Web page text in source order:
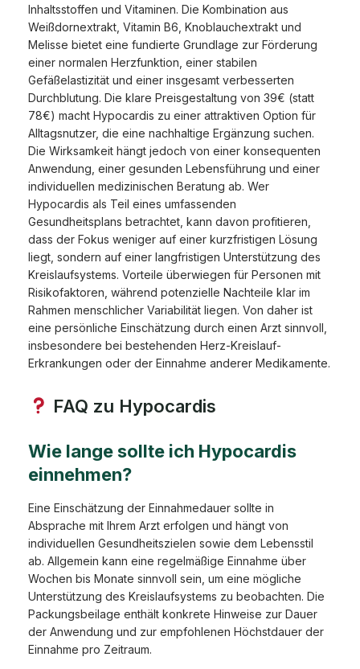
Inhaltsstoffen und Vitaminen. Die Kombination aus
Weißdornextrakt, Vitamin B6, Knoblauchextrakt und
Melisse bietet eine fundierte Grundlage zur Förderung
einer normalen Herzfunktion, einer stabilen
Gefäßelastizität und einer insgesamt verbesserten
Durchblutung. Die klare Preisgestaltung von 39€ (statt
78€) macht Hypocardis zu einer attraktiven Option für
Alltagsnutzer, die eine nachhaltige Ergänzung suchen.
Die Wirksamkeit hängt jedoch von einer konsequenten
Anwendung, einer gesunden Lebensführung und einer
individuellen medizinischen Beratung ab. Wer
Hypocardis als Teil eines umfassenden
Gesundheitsplans betrachtet, kann davon profitieren,
dass der Fokus weniger auf einer kurzfristigen Lösung
liegt, sondern auf einer langfristigen Unterstützung des
Kreislaufsystems. Vorteile überwiegen für Personen mit
Risikofaktoren, während potenzielle Nachteile klar im
Rahmen menschlicher Variabilität liegen. Von daher ist
eine persönliche Einschätzung durch einen Arzt sinnvoll,
insbesondere bei bestehenden Herz-Kreislauf-
Erkrankungen oder der Einnahme anderer Medikamente.
FAQ zu Hypocardis
Wie lange sollte ich Hypocardis
einnehmen?
Eine Einschätzung der Einnahmedauer sollte in
Absprache mit Ihrem Arzt erfolgen und hängt von
individuellen Gesundheitszielen sowie dem Lebensstil
ab. Allgemein kann eine regelmäßige Einnahme über
Wochen bis Monate sinnvoll sein, um eine mögliche
Unterstützung des Kreislaufsystems zu beobachten. Die
Packungsbeilage enthält konkrete Hinweise zur Dauer
der Anwendung und zur empfohlenen Höchstdauer der
Einnahme pro Zeitraum.